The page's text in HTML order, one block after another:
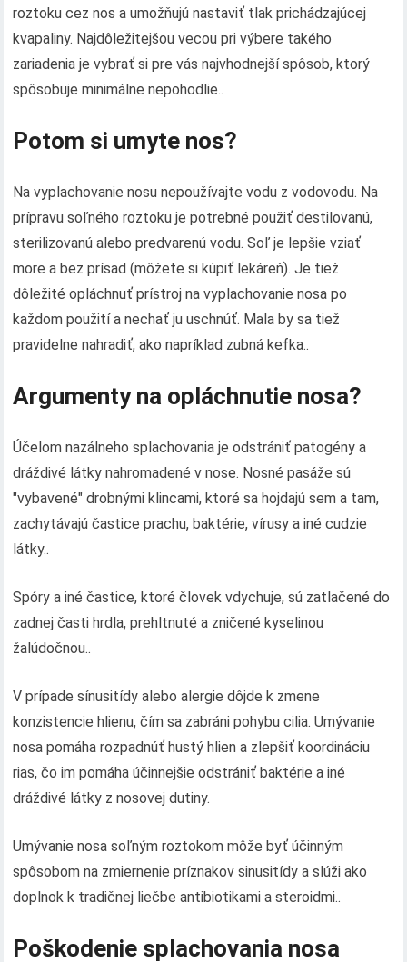
roztoku cez nos a umožňujú nastaviť tlak prichádzajúcej
kvapaliny. Najdôležitejšou vecou pri výbere takého
zariadenia je vybrať si pre vás najvhodnejší spôsob, ktorý
spôsobuje minimálne nepohodlie..
Potom si umyte nos?
Na vyplachovanie nosu nepoužívajte vodu z vodovodu. Na
prípravu soľného roztoku je potrebné použiť destilovanú,
sterilizovanú alebo predvarenú vodu. Soľ je lepšie vziať
more a bez prísad (môžete si kúpiť lekáreň). Je tiež
dôležité opláchnuť prístroj na vyplachovanie nosa po
každom použití a nechať ju uschnúť. Mala by sa tiež
pravidelne nahradiť, ako napríklad zubná kefka..
Argumenty na opláchnutie nosa?
Účelom nazálneho splachovania je odstrániť patogény a
dráždivé látky nahromadené v nose. Nosné pasáže sú
"vybavené" drobnými klincami, ktoré sa hojdajú sem a tam,
zachytávajú častice prachu, baktérie, vírusy a iné cudzie
látky..
Spóry a iné častice, ktoré človek vdychuje, sú zatlačené do
zadnej časti hrdla, prehltnuté a zničené kyselinou
žalúdočnou..
V prípade sínusitídy alebo alergie dôjde k zmene
konzistencie hlienu, čím sa zabráni pohybu cilia. Umývanie
nosa pomáha rozpadnúť hustý hlien a zlepšiť koordináciu
rias, čo im pomáha účinnejšie odstrániť baktérie a iné
dráždivé látky z nosovej dutiny.
Umývanie nosa soľným roztokom môže byť účinným
spôsobom na zmiernenie príznakov sinusitídy a slúži ako
doplnok k tradičnej liečbe antibiotikami a steroidmi..
Poškodenie splachovania nosa